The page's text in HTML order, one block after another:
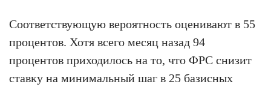
Соответствующую вероятность оценивают в 55
процентов. Хотя всего месяц назад 94
процентов приходилось на то, что ФРС снизит
ставку на минимальный шаг в 25 базисных